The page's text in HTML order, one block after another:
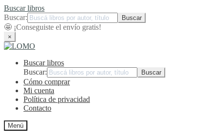
Buscar libros
Buscar:
🤩 ¡Conseguiste el envío gratis!
×
Ir
navegación
Ir
contenidoBuscar libros
Buscar:
Cómo comprar
Mi cuenta
Política de privacidad
Contacto
Menú